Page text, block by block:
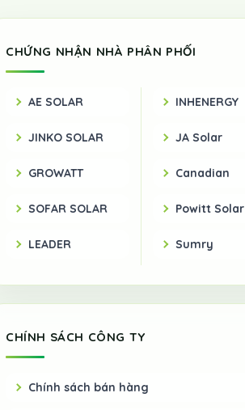
CHỨNG NHẬN NHÀ PHÂN PHỐI
AE SOLAR
JINKO SOLAR
GROWATT
SOFAR SOLAR
LEADER
INHENERGY
JA Solar
Canadian
Powitt Solar
Sumry
CHÍNH SÁCH CÔNG TY
Chính sách bán hàng